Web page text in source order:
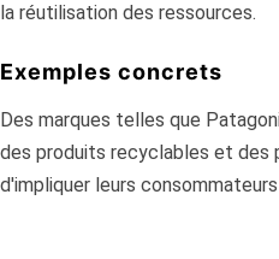
la réutilisation des ressources.
Exemples concrets
Des marques telles que
des produits recyclables et des
d'impliquer leurs